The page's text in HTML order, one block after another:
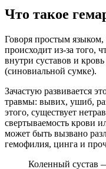
Что такое
Говоря простым языком,
происходит из-за того,
внутри суставов и
(синовиальной сумке).
Зачастую развивается
травмы: вывих, ушиб,
этого, существует
свертываемость крови
может быть вызвано
гемофилия, цинга и
Коленный сустав